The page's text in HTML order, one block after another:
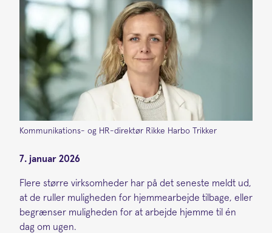
Kommunikations- og HR-direktør Rikke Harbo Trikker
7. januar 2026
Flere større virksomheder har på det seneste meldt ud,
at de ruller muligheden for hjemmearbejde tilbage, eller
begrænser muligheden for at arbejde hjemme til én
dag om ugen.